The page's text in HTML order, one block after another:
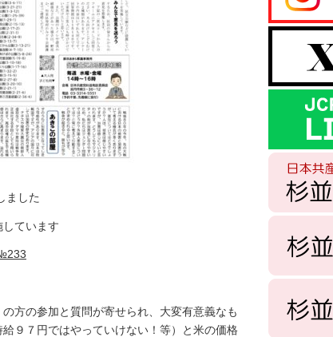
ました
しています
方の参加と質問が寄せられ、大変有意義なも
９７円ではやっていけない！等）と米の価格